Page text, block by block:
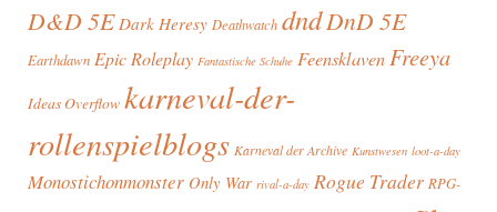
D&D 5E Dark Heresy Deathwatch dndDnD 5E
Earthdawn Epic Roleplay Fantastische Schuhe Feensklaven Freeya
Ideas Overflow karneval-der-
rollenspielblogs Karneval der Archive Kunstwesen loot-a-day
Monostichonmonster Only War rival-a-day Rogue Trader RPG-